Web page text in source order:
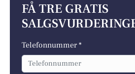
FÅ TRE GRATIS
Telefonnummer *